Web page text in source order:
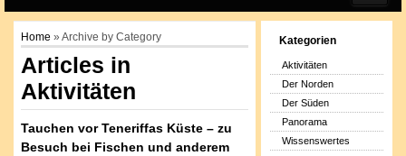
START
IMPRESSUM
DATENSCHUTZERKLÄRUNG
COOKIE-RICHTLINIE (EU)
Home » Archive by Category
Articles in
Aktivitäten
Tauchen vor Teneriffas Küste – zu
Besuch bei Fischen und anderem
Kategorien
Aktivitäten
Der Norden
Der Süden
Panorama
Wissenswertes